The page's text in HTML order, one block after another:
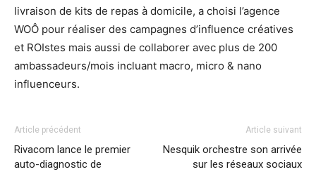
livraison de kits de repas à domicile, a choisi l’agence
WOÔ pour réaliser des campagnes d’influence créatives
et ROIstes mais aussi de collaborer avec plus de 200
ambassadeurs/mois incluant macro, micro & nano
influenceurs.
Article précédent
Rivacom lance le premier
auto-diagnostic de
Article suivant
Nesquik orchestre son arrivée
sur les réseaux sociaux